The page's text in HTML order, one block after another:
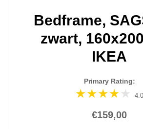
Bedframe,
zwart,
IKEA
Primary Rating:
4.0
€159,00